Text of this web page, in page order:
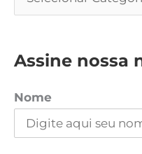
Assine nossa
Nome